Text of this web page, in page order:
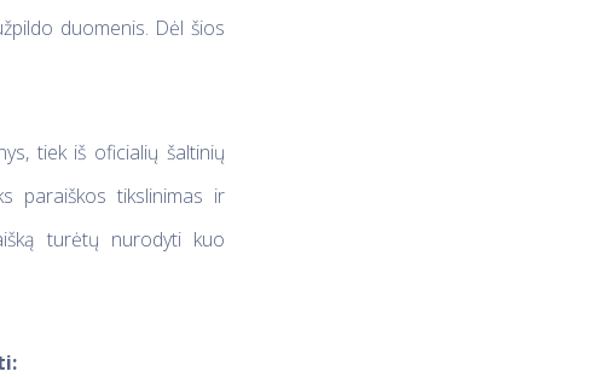
duomenis. Dėl šios
tiek iš oficialių šaltinių
paraiškos tikslinimas ir
turėtų nurodyti kuo